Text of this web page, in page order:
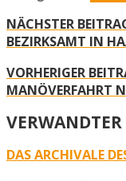
NÄCHSTER
BEZIRKSAMT IN
VORHERIGER
MANÖVERFAHRT
DAS ARCHIVALE